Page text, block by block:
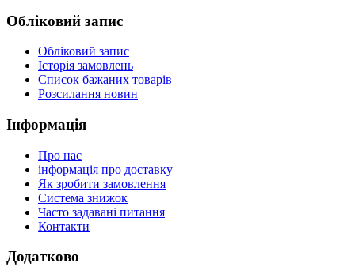
Обліковий запис
Обліковий запис
Історія замовлень
Список бажаних товарів
Розсилання новин
Інформація
Про нас
інформація про доставку
Як зробити замовлення
Система знижок
Часто задавані питання
Контакти
Додатково